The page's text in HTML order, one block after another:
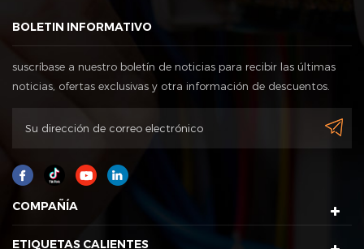
BOLETIN INFORMATIVO
suscríbase a nuestro boletín de noticias para recibir las últimas
noticias, ofertas exclusivas y otra información de descuentos.
COMPAÑÍA
ETIQUETAS CALIENTES